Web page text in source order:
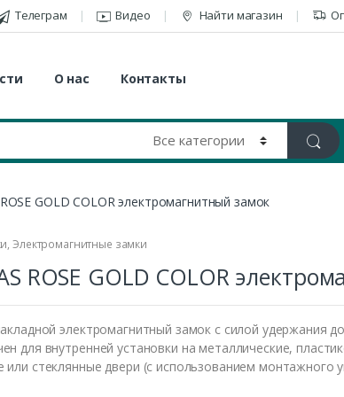
Телеграм Видео Найти магазин
О нас Контакты
GOLD COLOR электромагнитный замок
,Электромагнитные замки
ROSE GOLD COLOR
электромагнитный замок с силой удержания
для внутренней установки на металлические,
или стеклянные двери (с использованием монтажного